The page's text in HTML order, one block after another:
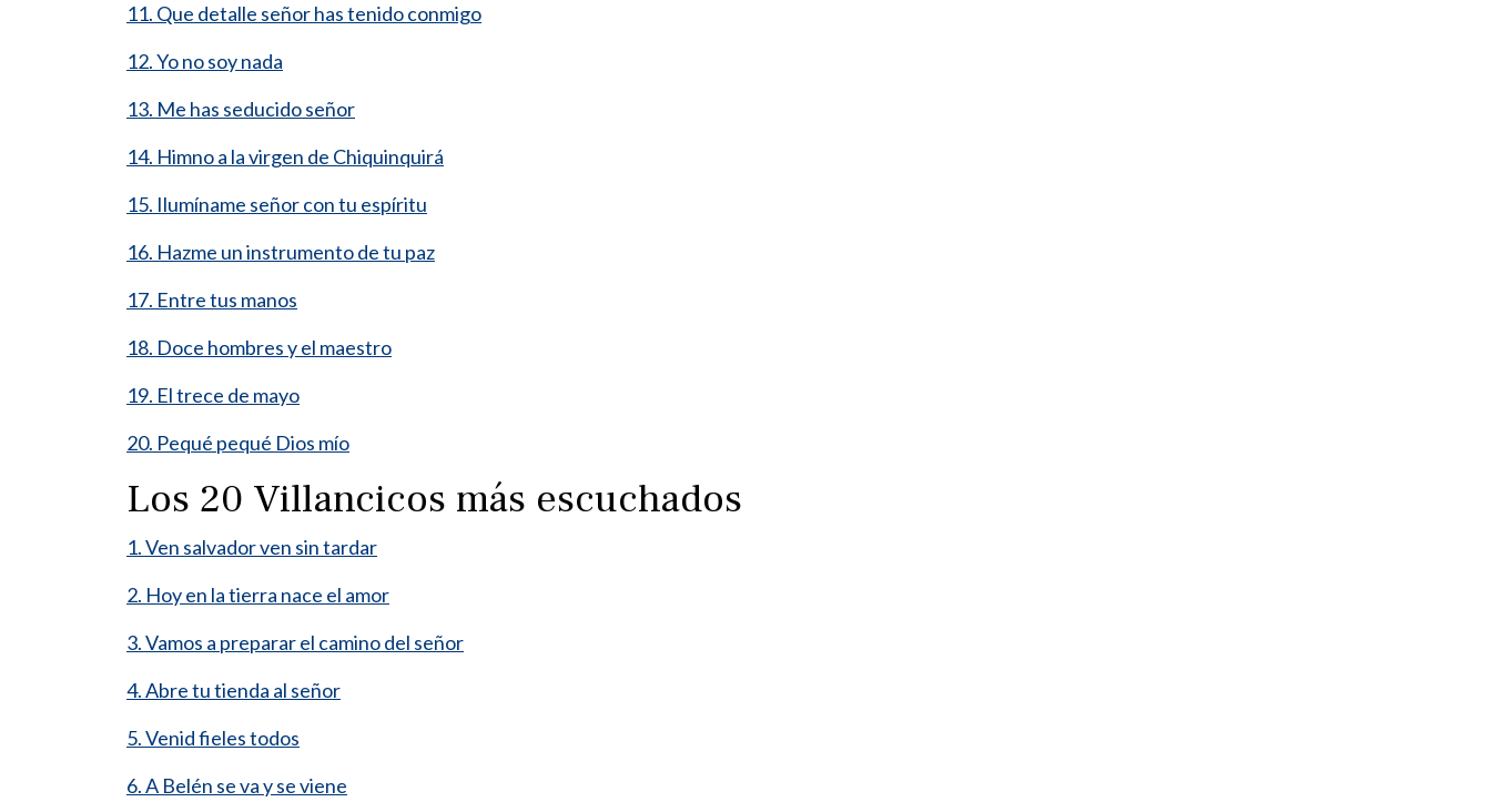
11. Que detalle señor has tenido conmigo
12. Yo no soy nada
13. Me has seducido señor
14. Himno a la virgen de Chiquinquirá
15. Ilumíname señor con tu espíritu
16. Hazme un instrumento de tu paz
17. Entre tus manos
18. Doce hombres y el maestro
19. El trece de mayo
20. Pequé pequé Dios mío
Los 20 Villancicos más escuchados
1. Ven salvador ven sin tardar
2. Hoy en la tierra nace el amor
3. Vamos a preparar el camino del señor
4. Abre tu tienda al señor
5. Venid fieles todos
6. A Belén se va y se viene